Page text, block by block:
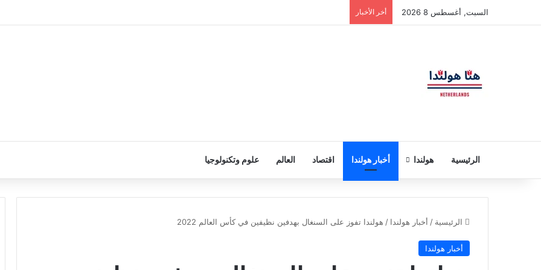
السبت, أغسطس 8 2026 أخر الأخبار
الرئيسية هولندا أخبار هولندا اقتصاد العالم علوم وتكنولوجيا
الرئيسية / أخبار هولندا / هولندا تفوز على السنغال بهدفين نظيفين في كأس العالم 2022
أخبار هولندا